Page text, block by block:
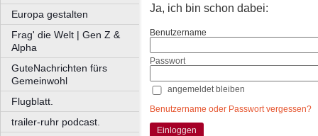
Europa gestalten
Frag' die Welt | Gen Z &
Alpha
GuteNachrichten fürs
Gemeinwohl
Flugblatt.
trailer-ruhr podcast.
Ja, ich bin schon dabei:
Benutzername
Passwort
angemeldet bleiben
Benutzername oder Passwort vergessen?
Einloggen